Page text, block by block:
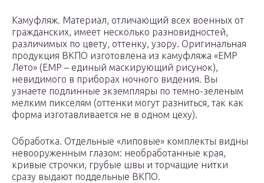
Камуфляж. Материал, отличающий всех военных от
гражданских, имеет несколько разновидностей,
различимых по цвету, оттенку, узору. Оригинальная
продукция ВКПО изготовлена из камуфляжа «ЕМР
Лето» (ЕМР – единый маскирующий рисунок),
невидимого в приборах ночного видения. Вы
узнаете подлинные экземпляры по темно-зеленым
мелким пикселям (оттенки могут разниться, так как
форма изготавливается не в одном цеху).
Обработка. Отдельные «липовые» комплекты видны
невооруженным глазом: необработанные края,
кривые строчки, грубые швы и торчащие нитки
сразу выдают поддельные ВКПО.